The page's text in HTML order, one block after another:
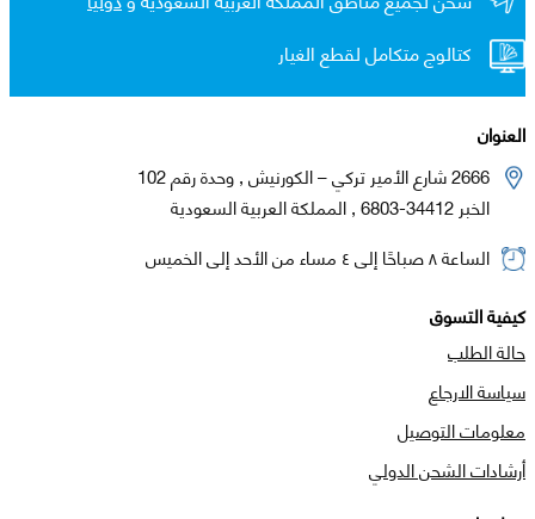
كتالوج متكامل لقطع الغيار
العنوان
2666 شارع الأمير تركي – الكورنيش , وحدة رقم 102
الخبر 34412-6803 , المملكة العربية السعودية
الساعة ٨ صباحًا إلى ٤ مساء من الأحد إلى الخميس
كيفية التسوق
حالة الطلب
سياسة الارجاع
معلومات التوصيل
أرشادات الشحن الدولي